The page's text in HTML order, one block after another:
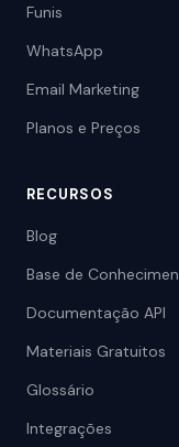
Funis
WhatsApp
Email Marketing
Planos e Preços
RECURSOS
Blog
Base de
Documentação API
Materiais Gratuitos
Glossário
Integrações